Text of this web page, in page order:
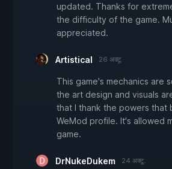
updated. Thanks for
the difficulty of the game.
appreciated.
Artistical 26 अक्टू.
This game's mechanics are
the art design and visuals
that I thank the powers that
WeMod profile. It's allowed
game.
DrNukeDukem 24 अक्टू.